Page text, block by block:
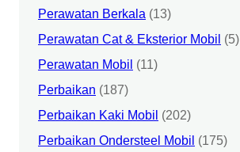
Perawatan Berkala (13)
Perawatan Cat & Eksterior Mobil (5)
Perawatan Mobil (11)
Perbaikan (187)
Perbaikan Kaki Mobil (202)
Perbaikan Ondersteel Mobil (175)